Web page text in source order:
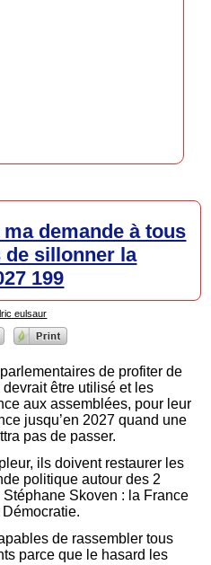
demande à tous
de sillonner la
199
eulsaur
de profiter de
être utilisé et les
aux assemblées, pour leur
jusqu’en 2027 quand une
pas de passer.
ils doivent restaurer les
politique autour des 2
Skoven : la France
de rassembler tous
parce que le hasard les